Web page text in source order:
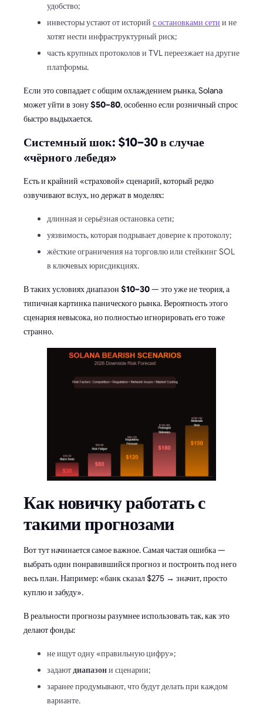
удобство;
инвесторы устают от историй с остановками сети и не
хотят нести инфраструктурный риск;
часть крупных протоколов и TVL переезжает на другие
платформы.
Если это совпадает с общим охлаждением рынка, Solana
может уйти в зону$50–80, особенно если розничный спрос
быстро выдыхается.
Системный шок: $10–30 в случае
«чёрного лебедя»
Есть и крайний «страховой» сценарий, который редко
озвучивают вслух, но держат в моделях:
длинная и серьёзная остановка сети;
уязвимость, которая подрывает доверие к протоколу;
жёсткие ограничения на торговлю или стейкинг SOL
в ключевых юрисдикциях.
В таких условиях диапазон $10–30— это уже не теория, а
типичная картинка панического рынка. Вероятность этого
сценария невысока, но полностью игнорировать его тоже
странно.
Как новичку работать с
такими прогнозами
Вот тут начинается самое важное. Самая частая ошибка —
выбрать один понравившийся прогноз и построить под него
весь план. Например: «банк сказал $275 → значит, просто
куплю и забуду».
В реальности прогнозы разумнее использовать так, как это
делают фонды:
не ищут одну «правильную цифру»;
задаютдиапазони сценарии;
заранее продумывают, что будут делать при каждом
варианте.